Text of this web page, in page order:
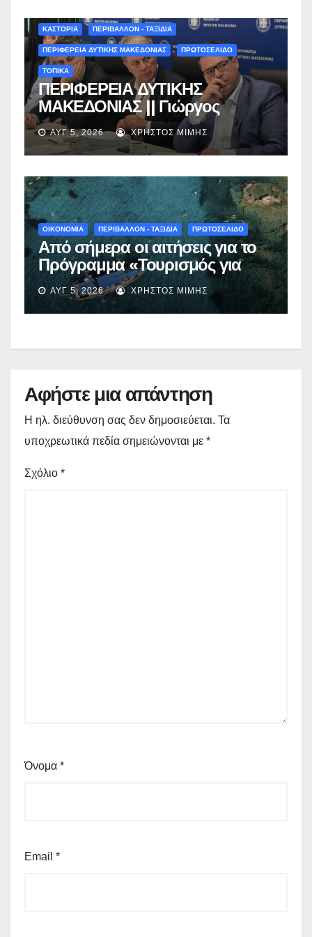
ΚΑΣΤΟΡΙΑ ΠΕΡΙΒΑΛΛΟΝ - ΤΑΞΙΔΙΑ
ΠΕΡΙΦΕΡΕΙΑ ΔΥΤΙΚΗΣ ΜΑΚΕΔΟΝΙΑΣ ΠΡΩΤΟΣΕΛΙΔΟ
ΤΟΠΙΚΑ
ΠΕΡΙΦΕΡΕΙΑ ΔΥΤΙΚΗΣ
ΜΑΚΕΔΟΝΙΑΣ || Γιώργος
Αμανατίδης για Φράγμα
Νεστορίου: «Η δέσμευσή μας
γίνεται πράξη με εξασφαλισμένη
χρηματοδότηση»
ΑΥΓ 5, 2026 ΧΡΉΣΤΟΣ ΜΊΜΗΣ
ΟΙΚΟΝΟΜΙΑ ΠΕΡΙΒΑΛΛΟΝ - ΤΑΞΙΔΙΑ ΠΡΩΤΟΣΕΛΙΔΟ
Από σήμερα οι αιτήσεις για το
Πρόγραμμα «Τουρισμός για
Όλους 2026-2027» – Πότε λήγει
η προσθεσμία
ΑΥΓ 5, 2026 ΧΡΉΣΤΟΣ ΜΊΜΗΣ
Αφήστε μια απάντηση
Η ηλ. διεύθυνση σας δεν δημοσιεύεται. Τα
υποχρεωτικά πεδία σημειώνονται με *
Σχόλιο *
Όνομα *
Email *